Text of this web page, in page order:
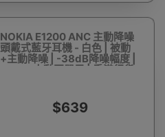
NOKIA E1200 ANC 主動降噪
頭戴式藍牙耳機 - 白色 | 被動
+主動降噪 | -38dB降噪幅度 |
40mm大動圈單元 | 香港行貨
$639